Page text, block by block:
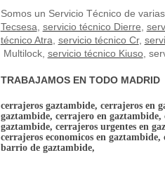
Somos un Servicio Técnico de
Tecsesa, servicio técnico Dierre,
técnico Atra, servicio técnico Cr,
Multilock, servicio técnico Kiuso,
TRABAJAMOS EN TODO MADRID
cerrajeros gaztambide, cerrajeros en
gaztambide, cerrajero en
gaztambide, cerrajeros urgentes en
cerrajeros economicos en
barrio de gaztambide,